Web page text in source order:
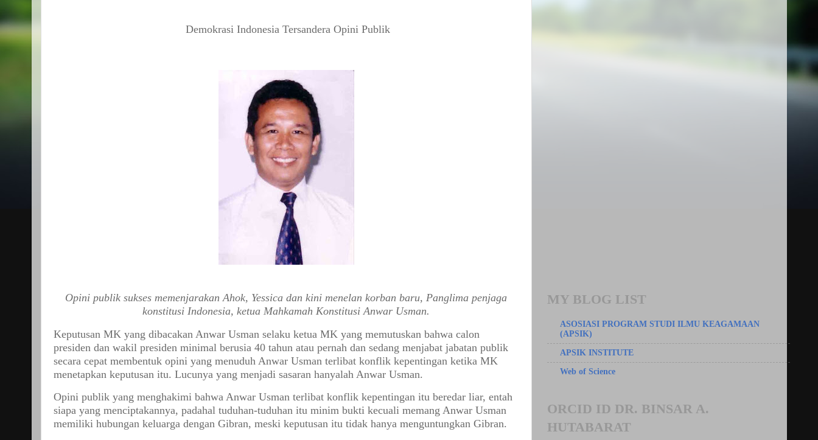
Demokrasi Indonesia Tersandera Opini Publik
Opini publik sukses memenjarakan Ahok, Yessica dan kini menelan korban baru, Panglima penjaga
konstitusi Indonesia, ketua Mahkamah Konstitusi Anwar Usman.
Keputusan MK yang dibacakan Anwar Usman selaku ketua MK yang memutuskan bahwa calon
presiden dan wakil presiden minimal berusia 40 tahun atau pernah dan sedang menjabat jabatan publik
secara cepat membentuk opini yang menuduh Anwar Usman terlibat konflik kepentingan ketika MK
menetapkan keputusan itu. Lucunya yang menjadi sasaran hanyalah Anwar Usman.
Opini publik yang menghakimi bahwa Anwar Usman terlibat konflik kepentingan itu beredar liar, entah
siapa yang menciptakannya, padahal tuduhan-tuduhan itu minim bukti kecuali memang Anwar Usman
memiliki hubungan keluarga dengan Gibran, meski keputusan itu tidak hanya menguntungkan Gibran.
MY BLOG LIST
ASOSIASI PROGRAM STUDI ILMU KEAGAMAAN
(APSIK)
APSIK INSTITUTE
Web of Science
ORCID ID DR. BINSAR A.
HUTABARAT